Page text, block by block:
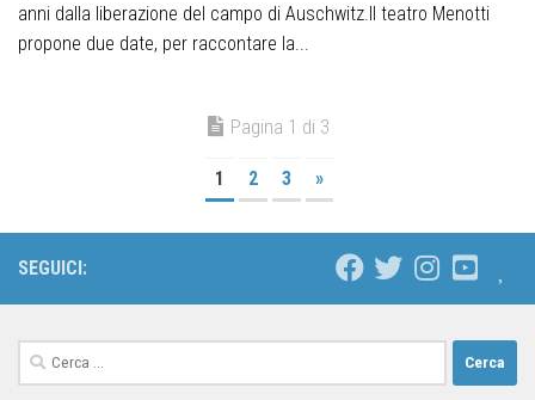
anni dalla liberazione del campo di Auschwitz.Il teatro Menotti
propone due date, per raccontare la...
Pagina 1 di 3
1 2 3 »
SEGUICI: